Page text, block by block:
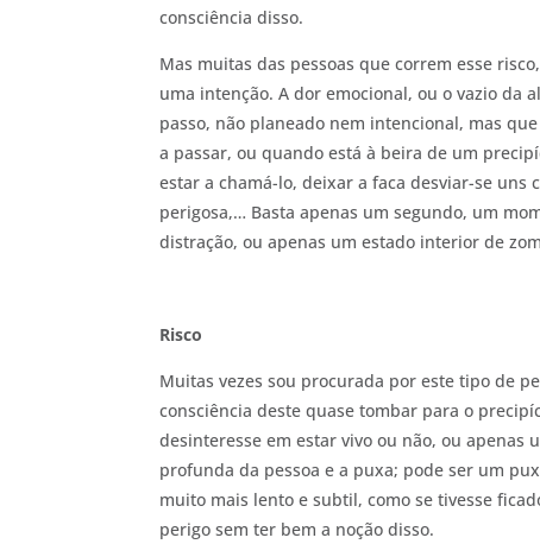
consciência disso.
Mas muitas das pessoas que correm esse
uma intenção. A dor emocional, ou o vazio da
passo, não planeado nem intencional, mas
a passar, ou quando está à beira de um
estar a chamá-lo, deixar a faca desviar-se
perigosa,… Basta apenas um segundo, um
distração, ou apenas um estado interior de
Risco
Muitas vezes sou procurada por este tipo de
consciência deste quase tombar para o
desinteresse em estar vivo ou não, ou apenas
profunda da pessoa e a puxa; pode ser um
muito mais lento e subtil, como se tivesse
perigo sem ter bem a noção disso.